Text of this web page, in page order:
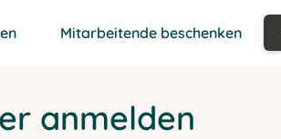
Mitarbeitende beschenken
anmelden